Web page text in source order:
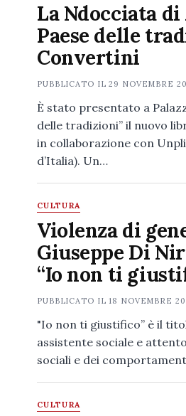
La Ndocciata
Paese delle
Convertini
PUBBLICATO IL29 NOVEMBRE
È stato presentato a
delle tradizioni” il nuovo
in collaborazione con
d’Italia). Un…
CULTURA
Violenza di
Giuseppe Di
“Io non ti
PUBBLICATO IL18 NOVEMBRE
"Io non ti giustifico” è il
assistente sociale e
sociali e dei
CULTURA